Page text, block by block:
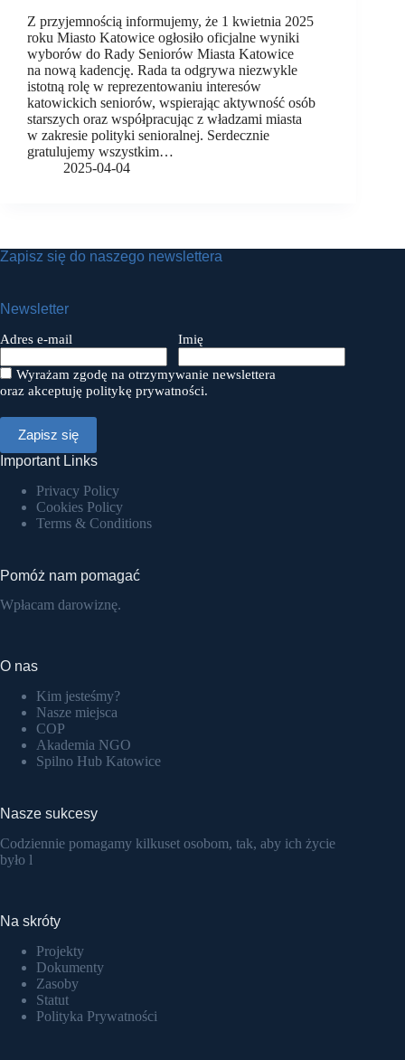
Z przyjemnością informujemy, że 1 kwietnia 2025
roku Miasto Katowice ogłosiło oficjalne wyniki
wyborów do Rady Seniorów Miasta Katowice
na nową kadencję. Rada ta odgrywa niezwykle
istotną rolę w reprezentowaniu interesów
katowickich seniorów, wspierając aktywność osób
starszych oraz współpracując z władzami miasta
w zakresie polityki senioralnej. Serdecznie
gratulujemy wszystkim…
2025-04-04
Zapisz się do naszego newslettera
Newsletter
Adres e-mail Imię
Wyrażam zgodę na otrzymywanie newslettera
oraz akceptuję politykę prywatności.
Important Links
Privacy Policy
Cookies Policy
Terms & Conditions
Pomóż nam pomagać
Wpłacam darowiznę.
O nas
Kim jesteśmy?
Nasze miejsca
COP
Akademia NGO
Spilno Hub Katowice
Nasze sukcesy
Codziennie pomagamy kilkuset osobom, tak, aby ich życie
było l
Na skróty
Projekty
Dokumenty
Zasoby
Statut
Polityka Prywatności